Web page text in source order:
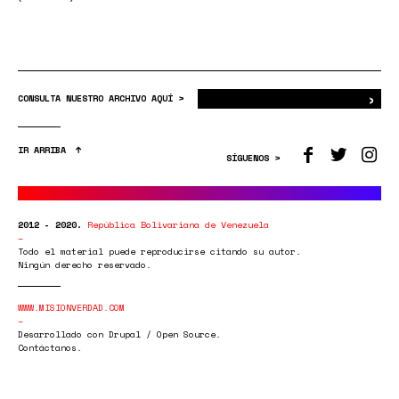
CONSULTA NUESTRO ARCHIVO AQUÍ > ›
IR ARRIBA
SÍGUENOS >
2012 - 2020. República Bolivariana de Venezuela
Todo el material puede reproducirse citando su autor.
Ningún derecho reservado.
WWW.MISIONVERDAD.COM
Desarrollado con Drupal / Open Source.
Contáctanos.